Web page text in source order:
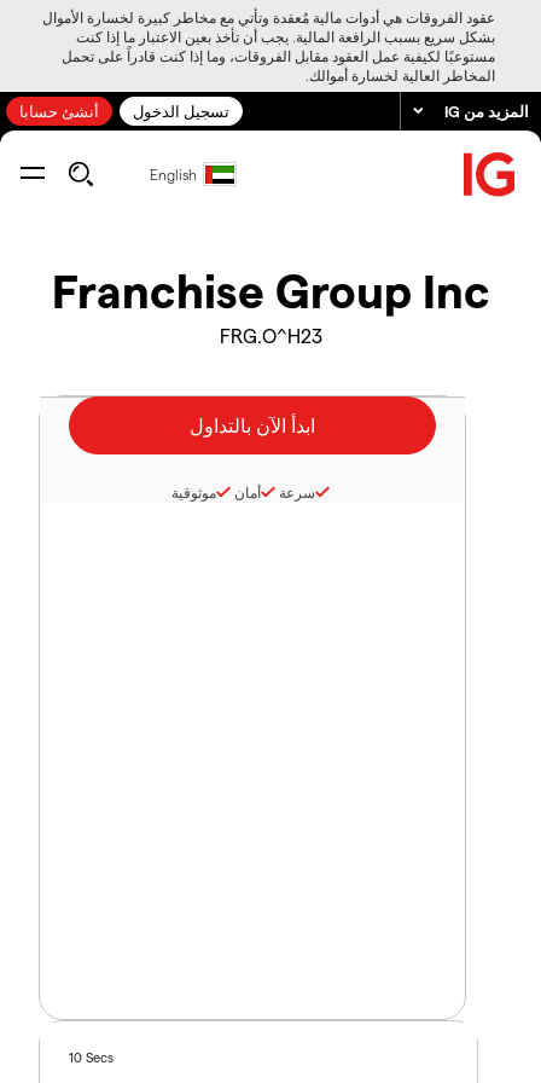
عقود الفروقات هي أدوات مالية مُعقدة وتأتي مع مخاطر كبيرة لخسارة الأموال
بشكل سريع بسبب الرافعة المالية. يجب أن تأخذ بعين الاعتبار ما إذا كنت
مستوعبًا لكيفية عمل العقود مقابل الفروقات، وما إذا كنت قادراً على تحمل
المخاطر العالية لخسارة أموالك.
المزيد من IG تسجيل الدخول أنشئ حسابا
English
Franchise Group Inc
FRG.O^H23
سرعة أمان موثوقية
10 Secs